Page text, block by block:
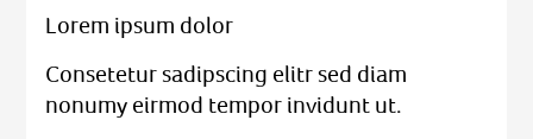
Lorem ipsum dolor
Consetetur sadipscing elitr sed diam
nonumy eirmod tempor invidunt ut.